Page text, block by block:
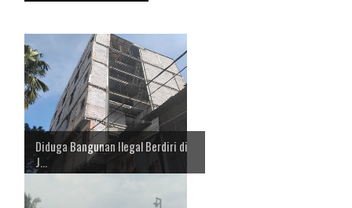
Diduga Bangunan Ilegal Berdiri di
J...